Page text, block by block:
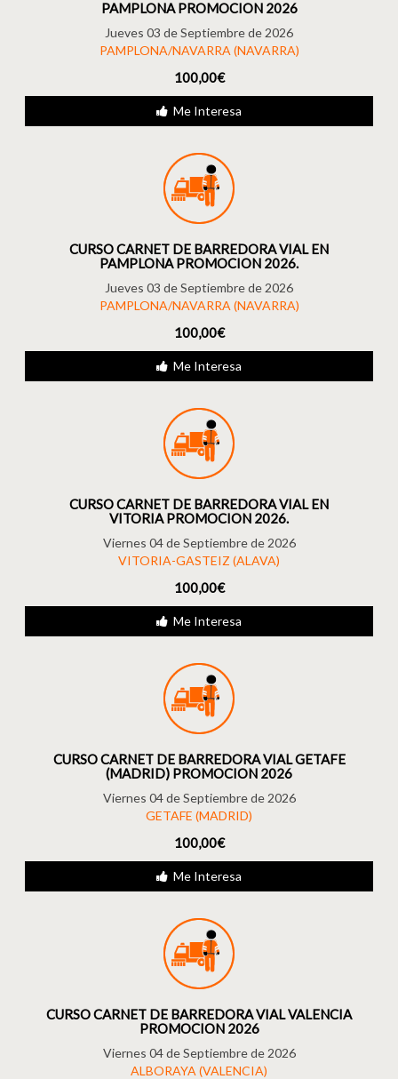
PAMPLONA PROMOCION 2026
Jueves 03 de Septiembre de 2026
PAMPLONA/NAVARRA (NAVARRA)
100,00€
Me Interesa
CURSO CARNET DE BARREDORA VIAL EN
PAMPLONA PROMOCION 2026.
Jueves 03 de Septiembre de 2026
PAMPLONA/NAVARRA (NAVARRA)
100,00€
Me Interesa
CURSO CARNET DE BARREDORA VIAL EN
VITORIA PROMOCION 2026.
Viernes 04 de Septiembre de 2026
VITORIA-GASTEIZ (ALAVA)
100,00€
Me Interesa
CURSO CARNET DE BARREDORA VIAL GETAFE
(MADRID) PROMOCION 2026
Viernes 04 de Septiembre de 2026
GETAFE (MADRID)
100,00€
Me Interesa
CURSO CARNET DE BARREDORA VIAL VALENCIA
PROMOCION 2026
Viernes 04 de Septiembre de 2026
ALBORAYA (VALENCIA)